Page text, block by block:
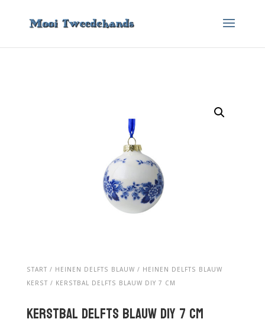
START / HEINEN DELFTS BLAUW / HEINEN DELFTS BLAUW
KERST / KERSTBAL DELFTS BLAUW DIY 7 CM